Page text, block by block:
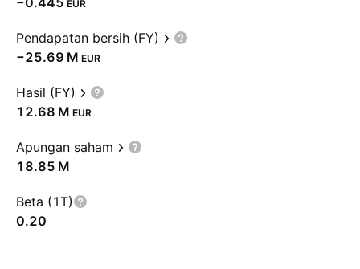
EUR
Pendapatan bersih (FY)
‪−25.69 M‬ EUR
Hasil (FY)
‪12.68 M‬ EUR
Apungan saham
‪18.85 M‬
Beta (1T)
0.20